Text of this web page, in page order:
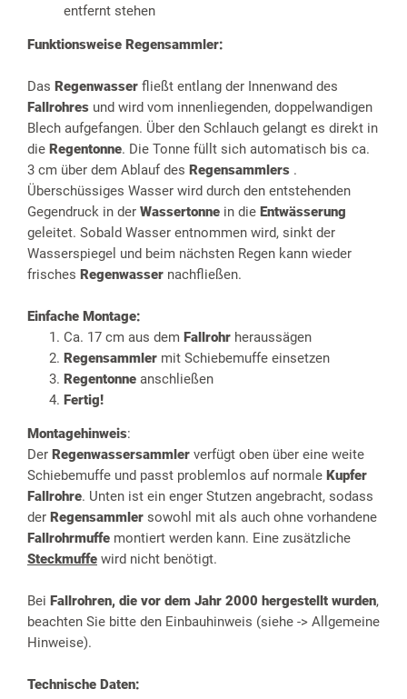
entfernt stehen
Funktionsweise Regensammler:
Das Regenwasser fließt entlang der Innenwand des
Fallrohres und wird vom innenliegenden, doppelwandigen
Blech aufgefangen. Über den Schlauch gelangt es direkt in
die Regentonne. Die Tonne füllt sich automatisch bis ca.
3 cm über dem Ablauf des Regensammlers .
Überschüssiges Wasser wird durch den entstehenden
Gegendruck in der Wassertonne in die Entwässerung
geleitet. Sobald Wasser entnommen wird, sinkt der
Wasserspiegel und beim nächsten Regen kann wieder
frisches Regenwasser nachfließen.
Einfache Montage:
Ca. 17 cm aus dem Fallrohr heraussägen
Regensammler mit Schiebemuffe einsetzen
Regentonne anschließen
Fertig!
Montagehinweis:
Der Regenwassersammler verfügt oben über eine weite
Schiebemuffe und passt problemlos auf normale Kupfer
Fallrohre. Unten ist ein enger Stutzen angebracht, sodass
der Regensammler sowohl mit als auch ohne vorhandene
Fallrohrmuffe montiert werden kann. Eine zusätzliche
Steckmuffe wird nicht benötigt.
Bei Fallrohren, die vor dem Jahr 2000 hergestellt wurden,
beachten Sie bitte den Einbauhinweis (siehe -> Allgemeine
Hinweise).
Technische Daten: